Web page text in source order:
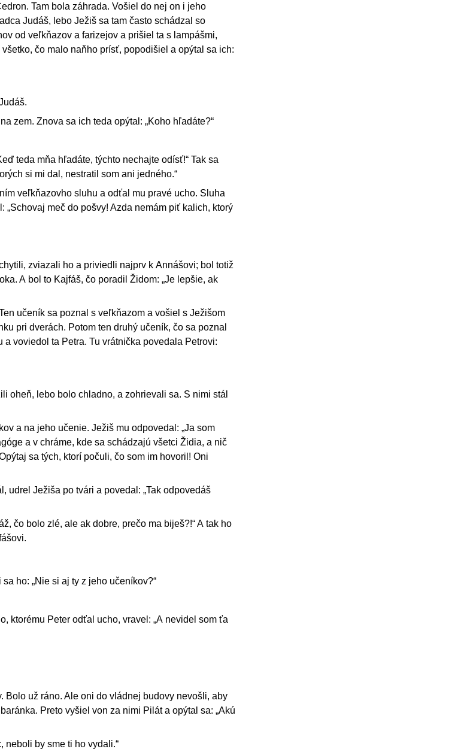
Tam bola záhrada. Vošiel do nej on i jeho
Judáš, lebo Ježiš sa tam často schádzal so
od veľkňazov a farizejov a prišiel ta s lampášmi,
čo malo naňho prísť, popodišiel a opýtal sa ich:
zem. Znova sa ich teda opýtal: „Koho hľadáte?“
teda mňa hľadáte, týchto nechajte odísť!“ Tak sa
si mi dal, nestratil som ani jedného.“
veľkňazovho sluhu a odťal mu pravé ucho. Sluha
meč do pošvy! Azda nemám piť kalich, ktorý
zviazali ho a priviedli najprv k Annášovi; bol totiž
A bol to Kajfáš, čo poradil Židom: „Je lepšie, ak
učeník sa poznal s veľkňazom a vošiel s Ježišom
pri dverách. Potom ten druhý učeník, čo sa poznal
voviedol ta Petra. Tu vrátnička povedala Petrovi:
oheň, lebo bolo chladno, a zohrievali sa. S nimi stál
a na jeho učenie. Ježiš mu odpovedal: „Ja som
a v chráme, kde sa schádzajú všetci Židia, a nič
sa tých, ktorí počuli, čo som im hovoril! Oni
udrel Ježiša po tvári a povedal: „Tak odpovedáš
čo bolo zlé, ale ak dobre, prečo ma biješ?!“ A tak ho
ho: „Nie si aj ty z jeho učeníkov?“
ktorému Peter odťal ucho, vravel: „A nevidel som ťa
už ráno. Ale oni do vládnej budovy nevošli, aby
Preto vyšiel von za nimi Pilát a opýtal sa: „Akú
neboli by sme ti ho vydali.“